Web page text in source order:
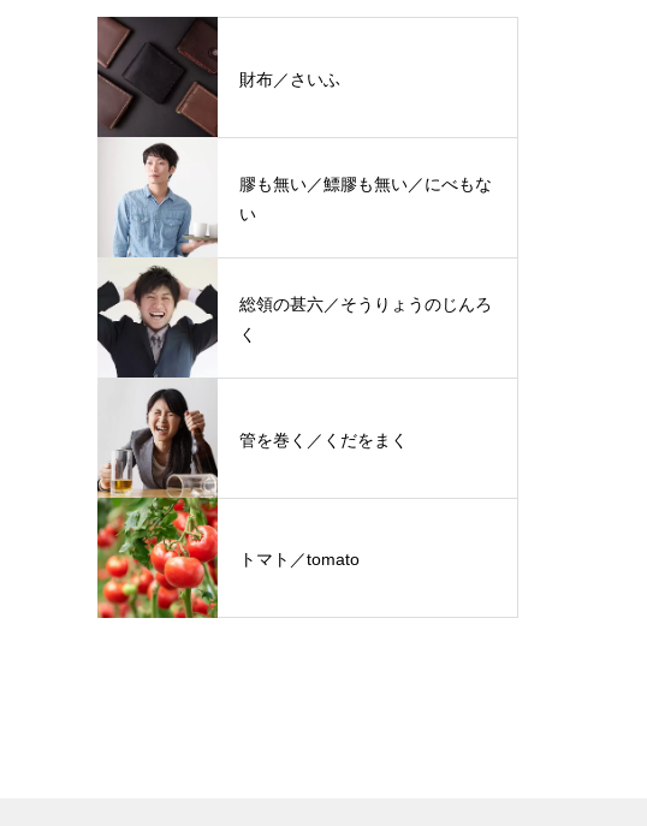
財布／さいふ
膠も無い／鰾膠も無い／にべもな
い
総領の甚六／そうりょうのじんろ
く
管を巻く／くだをまく
トマト／tomato